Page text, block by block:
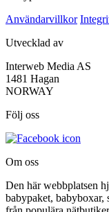
Användarvillkor
Utvecklad av
Interweb Media AS
1481 Hagan
NORWAY
Följ oss
Om oss
Den här webbplatsen
babypaket, babyboxar,